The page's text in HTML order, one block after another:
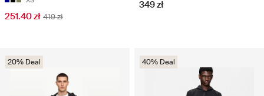
251.40 zł 419 zł
349 zł
20% Deal 40% Deal